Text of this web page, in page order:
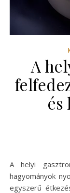
A
és
A helyi gasztronómia felfedezése izgalmas ízek és
hagyományok
egyszerű